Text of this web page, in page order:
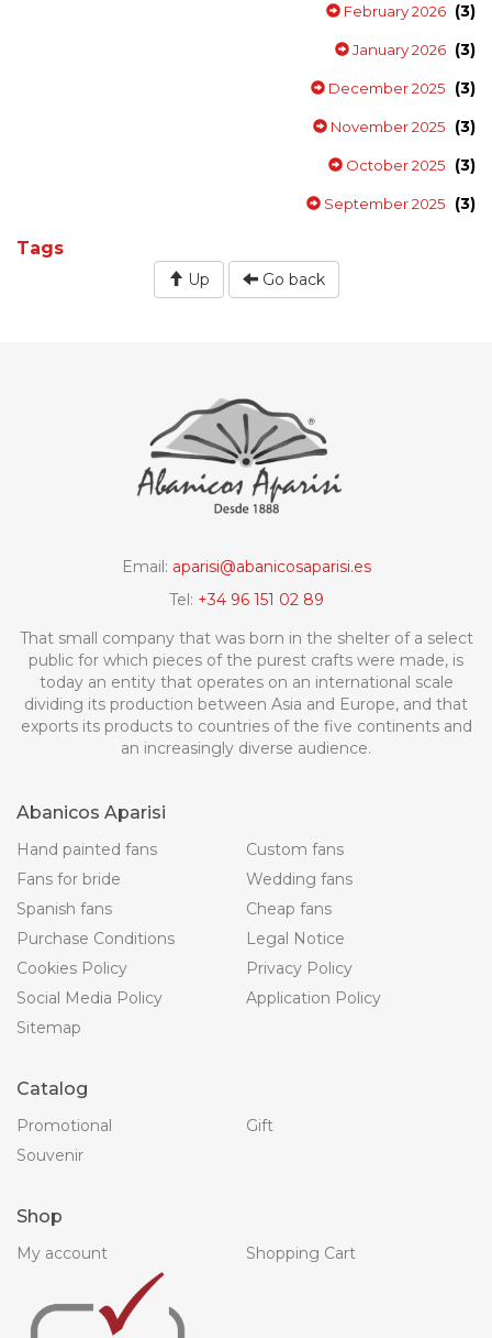
February 2026 (3)
January 2026 (3)
December 2025 (3)
November 2025 (3)
October 2025 (3)
September 2025 (3)
Tags
Up Go back
Email: aparisi@abanicosaparisi.es
Tel: +34 96 151 02 89
That small company that was born in the shelter of a select
public for which pieces of the purest crafts were made, is
today an entity that operates on an international scale
dividing its production between Asia and Europe, and that
exports its products to countries of the five continents and
an increasingly diverse audience.
Abanicos Aparisi
Hand painted fans
Custom fans
Fans for bride
Wedding fans
Spanish fans
Cheap fans
Purchase Conditions
Legal Notice
Cookies Policy
Privacy Policy
Social Media Policy
Application Policy
Sitemap
Catalog
Promotional
Gift
Souvenir
Shop
My account Shopping Cart